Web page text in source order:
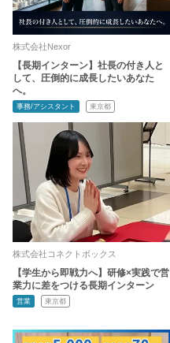
株式会社Nexor
【長期インターン】社長の付き人と
して、圧倒的に成長したいあなた
へ。
事務/アシスタント 東京都
株式会社コネクトボックス
【学生から即戦力へ】研修×実践で営
業力に差をつける長期インターン
営業 東京都